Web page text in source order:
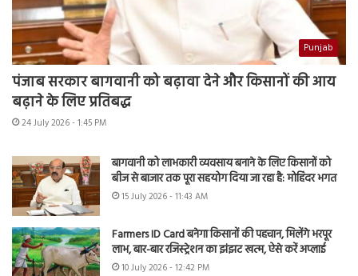
Punjab
पंजाब सरकार बागवानी को बढ़ावा देने और किसानों की आय
बढ़ाने के लिए प्रतिबद्ध
24 July 2026 - 1:45 PM
बागवानी को लाभकारी व्यवसाय बनाने के लिए किसानों को
बीज से बाजार तक पूरा सहयोग दिया जा रहा है: मोहिंदर भगत
15 July 2026 - 11:43 AM
Farmers ID Card बनेगा किसानों की पहचान, मिलेंगे भरपूर
लाभ, बार-बार रजिस्ट्रेशन का झंझट खत्म, ऐसे करें अप्लाई
10 July 2026 - 12:42 PM